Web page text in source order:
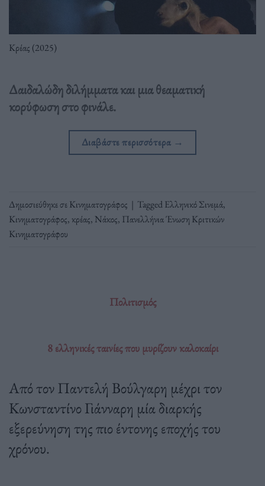
Κρέας (2025)
Δαιδαλώδη διλήμματα και μια θεαματική
κορύφωση στο φινάλε.
Διαβάστε περισσότερα →
Δημοσιεύθηκε σεΚινηματογράφος | TaggedΕλληνικό Σινεμά,
Κινηματογράφος,κρέας, Νάκος, Πανελλήνια Ένωση Κριτικών
Κινηματογράφου
Πολιτισμός
8 ελληνικές ταινίες που μυρίζουν καλοκαίρι
Από τον Παντελή Βούλγαρη μέχρι τον
Κωνσταντίνο Γιάνναρη μία διαρκής
εξερεύνηση της πιο έντονης εποχής του
χρόνου.